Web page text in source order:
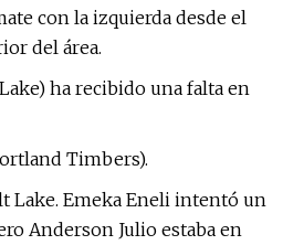
con la izquierda desde el
del área.
ha recibido una falta en
Timbers).
Lake. Emeka Eneli intentó un
Anderson Julio estaba en